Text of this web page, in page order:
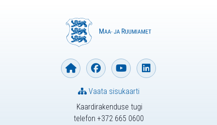
Kaardirakenduse tugi
telefon +372 665 0600
Vaata sisukaarti